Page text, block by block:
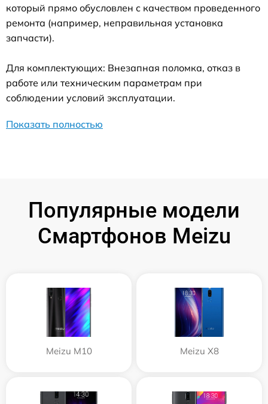
который прямо обусловлен с качеством проведенного
ремонта (например, неправильная установка
запчасти).
Для комплектующих: Внезапная поломка, отказ в
работе или техническим параметрам при
соблюдении условий эксплуатации.
Показать полностью
Популярные модели
Смартфонов Meizu
Meizu M10 Meizu X8